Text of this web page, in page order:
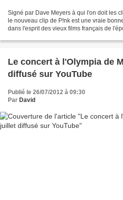
Signé par Dave Meyers à qui l'on doit les
le nouveau clip de P!nk est une vraie
dans l'esprit des vieux films français de
Le concert à l'Olympia de
diffusé sur YouTube
Publié le 26/07/2012 à 09:30
Par David